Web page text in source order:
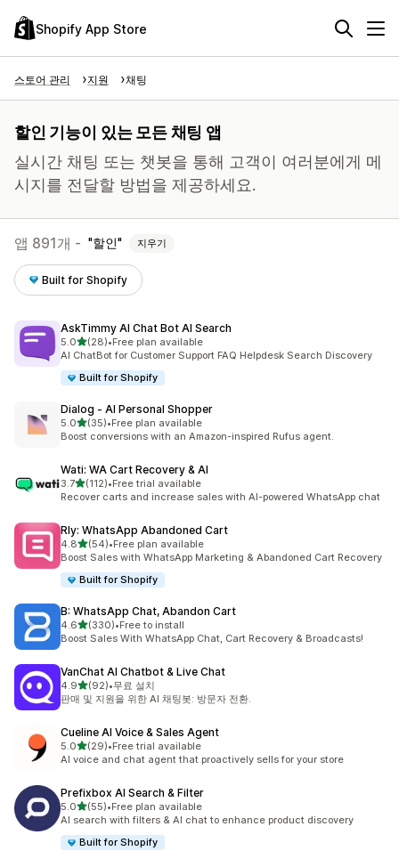
Shopify App Store
스토어 관리 지원 채팅
할인 기능이 있는 모든 채팅 앱
실시간 채팅 또는 챗봇을 통해 고객이 여러분에게 메
시지를 전달할 방법을 제공하세요.
앱 891개 - 할인 지우기
Built for Shopify
AskTimmy AI Chat Bot AI Search
5.0별 5개 중
(28)
총 리뷰 28개
•Free plan available
AI ChatBot for Customer Support FAQ Helpdesk Search Discovery
Built for Shopify
Dialog ‑ AI Personal Shopper
5.0별 5개 중
(35)
총 리뷰 35개
•Free plan available
Boost conversions with an Amazon-inspired Rufus agent.
Wati: WA Cart Recovery & AI
3.7별 5개 중
(112)
총 리뷰 112개
•Free trial available
Recover carts and increase sales with AI-powered WhatsApp chat
Rly: WhatsApp Abandoned Cart
4.8별 5개 중
(54)
총 리뷰 54개
•Free plan available
Boost Sales with WhatsApp Marketing & Abandoned Cart Recovery
Built for Shopify
B: WhatsApp Chat, Abandon Cart
4.6별 5개 중
(330)
총 리뷰 330개
•Free to install
Boost Sales With WhatsApp Chat, Cart Recovery & Broadcasts!
VanChat AI Chatbot & Live Chat
4.9별 5개 중
(92)
총 리뷰 92개
•무료 설치
판매 및 지원을 위한 AI 채팅봇: 방문자 전환.
Cueline AI Voice & Sales Agent
5.0별 5개 중
(29)
총 리뷰 29개
•Free trial available
AI voice and chat agent that proactively sells for your store
Prefixbox AI Search & Filter
5.0별 5개 중
(55)
총 리뷰 55개
•Free plan available
AI search with filters & AI chat to enhance product discovery
Built for Shopify